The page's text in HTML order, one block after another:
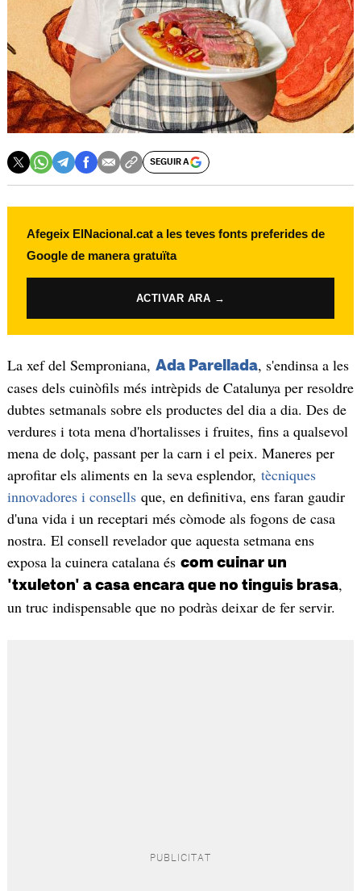
SEGUIR A
Afegeix ElNacional.cat a les teves fonts preferides de
Google de manera gratuïta
ACTIVAR ARA →
La xef del Semproniana, Ada Parellada, s'endinsa a les
cases dels cuinòfils més intrèpids de Catalunya per resoldre
dubtes setmanals sobre els productes del dia a dia. Des de
verdures i tota mena d'hortalisses i fruites, fins a qualsevol
mena de dolç, passant per la carn i el peix. Maneres per
aprofitar els aliments en la seva esplendor, tècniques
innovadores i consellsque, en definitiva, ens faran gaudir
d'una vida i un receptari més còmode als fogons de casa
nostra. El consell revelador que aquesta setmana ens
exposa la cuinera catalana és com cuinar un
'txuleton' a casa encara que no tinguis brasa,
un truc indispensable que no podràs deixar de fer servir.